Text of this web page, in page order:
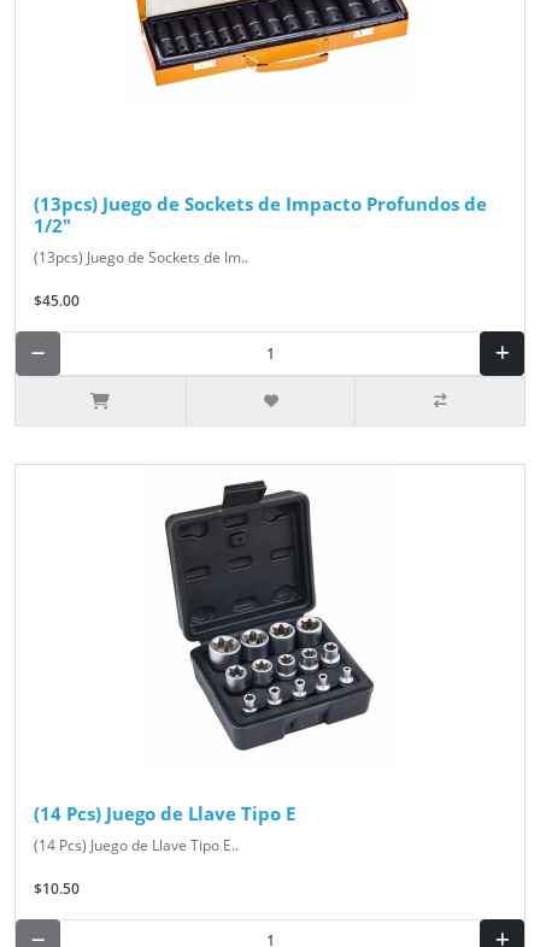
(13pcs) Juego de Sockets de Impacto Profundos de
1/2"
(13pcs) Juego de Sockets de Im..
$45.00
(14 Pcs) Juego de Llave Tipo E
(14 Pcs) Juego de Llave Tipo E..
$10.50